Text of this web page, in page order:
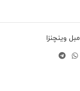
مبل وینچنزا